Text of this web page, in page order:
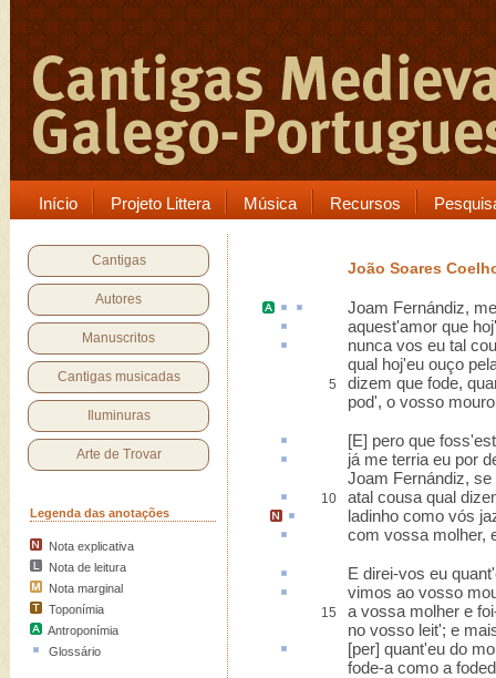
Início Projeto Littera Música Recursos
Cantigas
Autores
Manuscritos
Cantigas musicadas
Iluminuras
Arte de Trovar
Legenda das anotações
Nota explicativa
Nota de leitura
Nota marginal
Toponímia
Antroponímia
Glossário
João Soares
Joam Fernándiz,
aquest'amor que
nunca vos eu tal
qual hoj'eu ouço
5
dizem que fode,
pod', o vosso
[E] pero que
já me terria eu por
Joam Fernándiz,
10 atal cousa qual
ladinho como vós
com vossa molher,
E direi-vos eu quant'
vimos ao vosso
15
a vossa molher e
no vosso leit'; e
[per] quant'eu do
fode-a como a